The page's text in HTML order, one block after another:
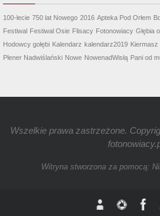
100-lecie 750 lat Nowego 2016 Apteka Pod Orłem
Festiwal Festiwal Osie Flisacy Fotonowiacy Głębia
Hodowcy gołębi Kalendarz kalendarz2019 Kiermasz
Plener Nadwiślański Nowe NowenadWisłą Pani od
Wszelkie prawa zastrzeżone.
Witryna stworzona za pomocą: